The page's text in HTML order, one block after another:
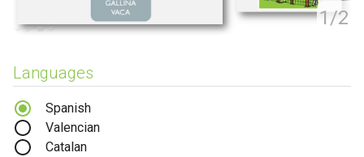
1/2
Languages
Spanish
Valencian
Catalan